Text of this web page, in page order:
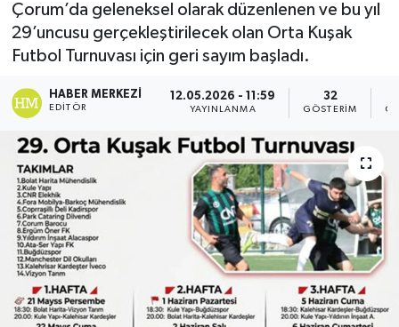
Çorum’da geleneksel olarak düzenlenen ve bu yıl
29’uncusu gerçekleştirilecek olan Orta Kuşak
Futbol Turnuvası için geri sayım başladı.
HABER MERKEZI
EDITÖR
12.05.2026 - 11:59
YAYINLANMA
32
GÖSTERIM